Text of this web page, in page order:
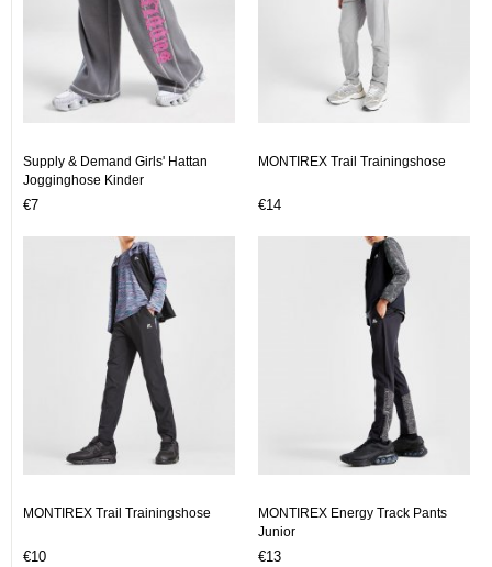
Supply & Demand Girls' Hattan
Jogginghose Kinder
€7
MONTIREX Trail Trainingshose
€14
MONTIREX Trail Trainingshose
€10
MONTIREX Energy Track Pants
Junior
€13